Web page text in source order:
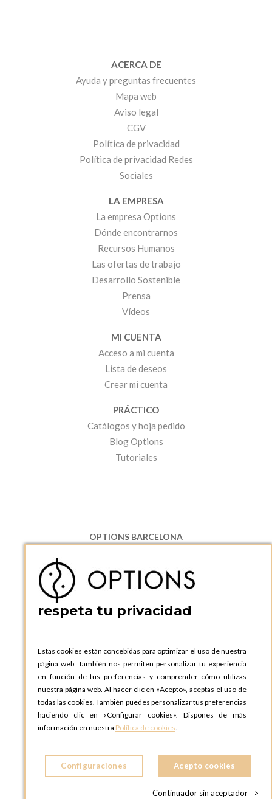
ACERCA DE
Ayuda y preguntas frecuentes
Mapa web
Aviso legal
CGV
Política de privacidad
Política de privacidad Redes
Sociales
LA EMPRESA
La empresa Options
Dónde encontrarnos
Recursos Humanos
Las ofertas de trabajo
Desarrollo Sostenible
Prensa
Vídeos
MI CUENTA
Acceso a mi cuenta
Lista de deseos
Crear mi cuenta
PRÁCTICO
Catálogos y hoja pedido
Blog Options
Tutoriales
OPTIONS BARCELONA
08130 Santa Perpetua de Moguda, Barcelona
ESPAñA
Teléfono:
+34 935 724 041
OPTIONS BARCELONA SHOWROOM
ESPAñA
Teléfono:+34 935 724 041
OPTIONS MADRID
C. Lucio Emilio Cándido, 6,
28803 Alcalá de Henares, Madrid
ESPAñA
OPTIONS MADRID SHOWROOM
28004 MADRID
respeta tu privacidad
Estas cookies están concebidas para optimizar el uso de nuestra
página web. También nos permiten personalizar tu experiencia
en función de tus preferencias y comprender cómo utilizas
nuestra página web. Al hacer clic en «Acepto», aceptas el uso de
todas las cookies. También puedes personalizar tus preferencias
haciendo clic en «Configurar cookies». Dispones de más
información en nuestra Política de cookies.
Configuraciones Acepto cookies
Continuador sin aceptador >